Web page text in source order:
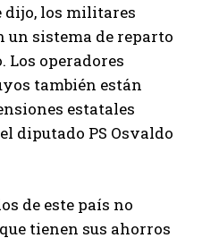
dijo, los militares
un sistema de reparto
Los operadores
también están
estatales
diputado PS Osvaldo
de este país no
tienen sus ahorros